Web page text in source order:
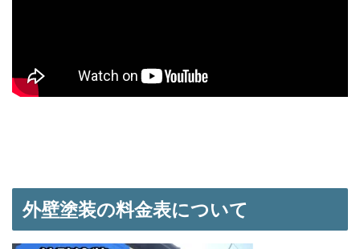
外壁塗装の料金表について